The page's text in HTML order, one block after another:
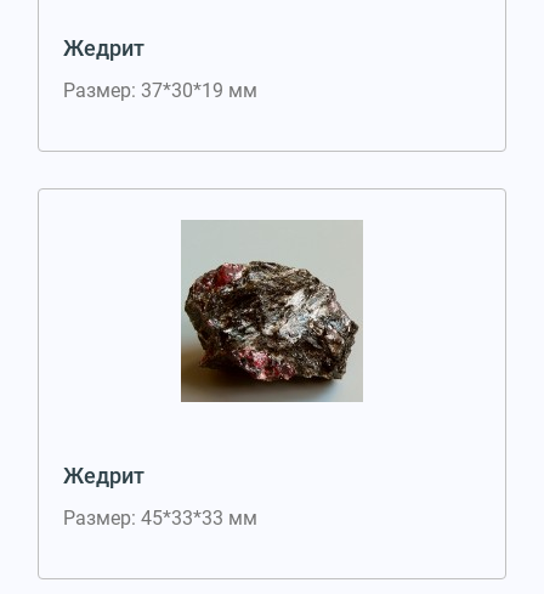
Жедрит
Размер: 37*30*19 мм
Жедрит
Размер: 45*33*33 мм